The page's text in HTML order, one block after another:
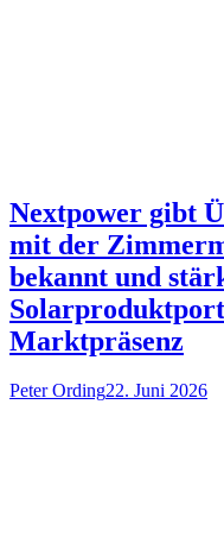
Nextpower gibt
mit der
bekannt und
Marktpräsenz
Peter Ording22. Juni 2026